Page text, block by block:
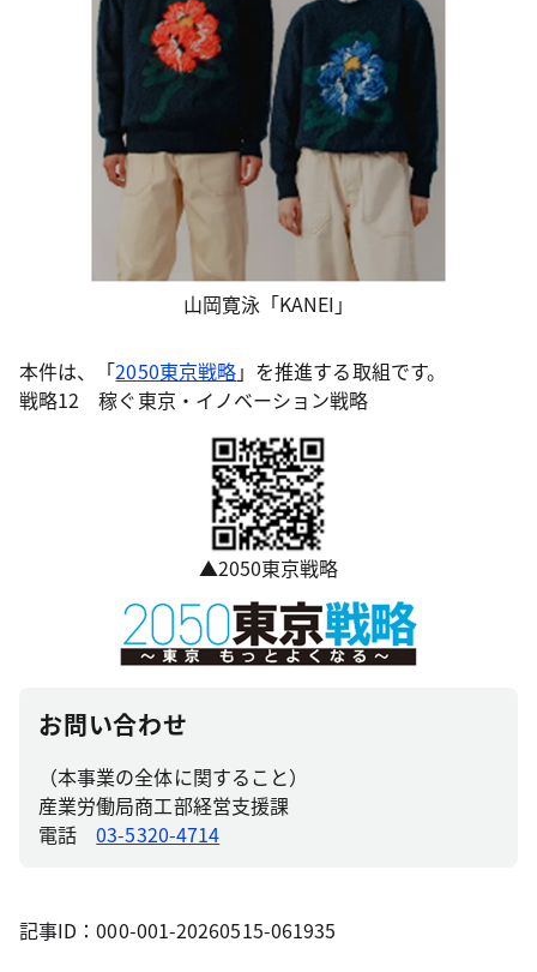
山岡寛泳「KANEI」
本件は、「2050東京戦略」を推進する取組です。
戦略12 稼ぐ東京・イノベーション戦略
▲2050東京戦略
お問い合わせ
（本事業の全体に関すること）
産業労働局商工部経営支援課
電話03-5320-4714
記事ID：000-001-20260515-061935